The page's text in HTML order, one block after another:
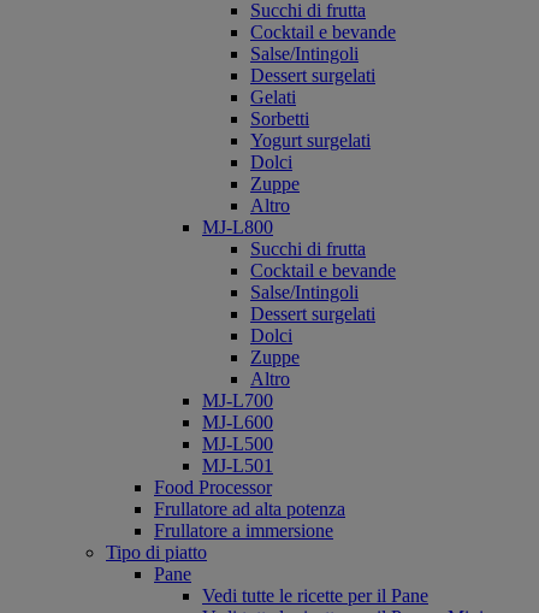
Succhi di frutta
Cocktail e bevande
Salse/Intingoli
Dessert surgelati
Gelati
Sorbetti
Yogurt surgelati
Dolci
Zuppe
Altro
MJ-L800
Succhi di frutta
Cocktail e bevande
Salse/Intingoli
Dessert surgelati
Dolci
Zuppe
Altro
MJ-L700
MJ-L600
MJ-L500
MJ-L501
Food Processor
Frullatore ad alta potenza
Frullatore a immersione
Tipo di piatto
Pane
Vedi tutte le ricette per il Pane